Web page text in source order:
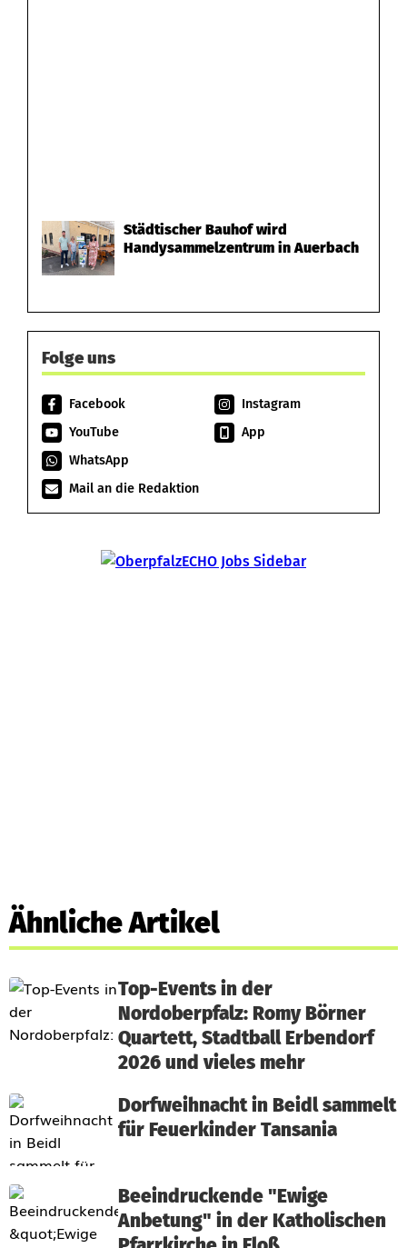
Städtischer Bauhof wird
Handysammelzentrum in Auerbach
Folge uns
Facebook
Instagram
YouTube
App
WhatsApp
Mail an die Redaktion
Ähnliche Artikel
Top-Events in der
Nordoberpfalz: Romy Börner
Quartett, Stadtball Erbendorf
2026 und vieles mehr
Dorfweihnacht in Beidl sammelt
für Feuerkinder Tansania
Beeindruckende "Ewige
Anbetung" in der Katholischen